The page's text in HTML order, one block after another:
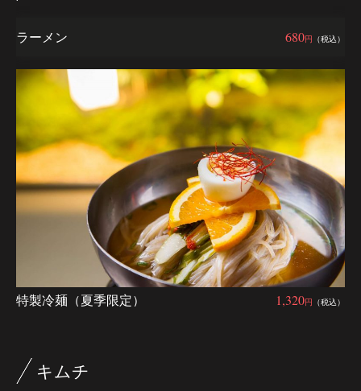
680円 （税込）
ラーメン
1,320円 （税込）
特製冷麺（夏季限定）
キムチ